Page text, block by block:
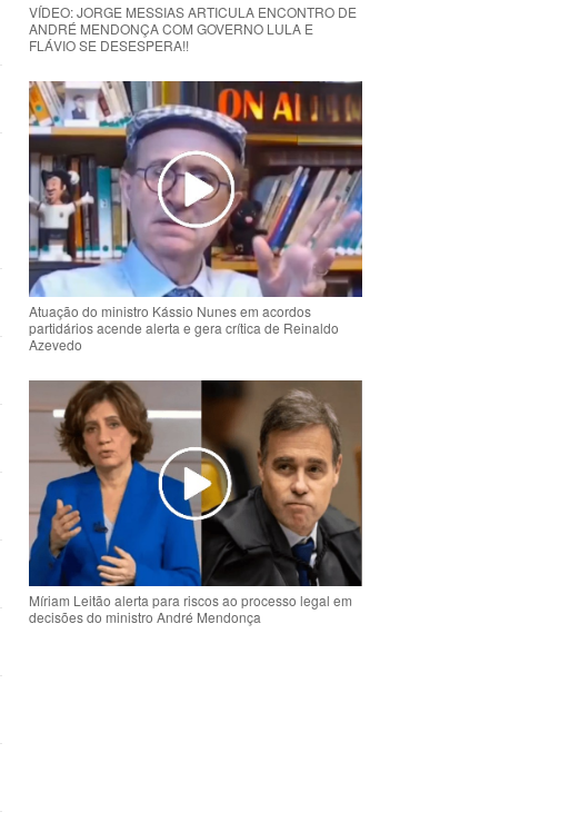
VÍDEO: JORGE MESSIAS ARTICULA ENCONTRO DE
ANDRÉ MENDONÇA COM GOVERNO LULA E
FLÁVIO SE DESESPERA!!
Atuação do ministro Kássio Nunes em acordos
partidários acende alerta e gera crítica de Reinaldo
Azevedo
Míriam Leitão alerta para riscos ao processo legal em
decisões do ministro André Mendonça